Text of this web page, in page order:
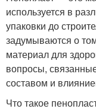
используется в
упаковки до
задумываются о
материал для
вопросы,
составом и
Что такое